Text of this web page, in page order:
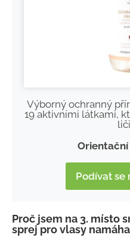
Výborný ochranný
19 aktivními látkami,
Orientační
Podívat
Proč jsem na 3. místo
sprej pro vlasy